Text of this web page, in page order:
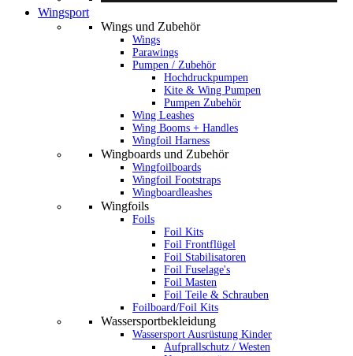
Wingsport
Wings und Zubehör
Wings
Parawings
Pumpen / Zubehör
Hochdruckpumpen
Kite & Wing Pumpen
Pumpen Zubehör
Wing Leashes
Wing Booms + Handles
Wingfoil Harness
Wingboards und Zubehör
Wingfoilboards
Wingfoil Footstraps
Wingboardleashes
Wingfoils
Foils
Foil Kits
Foil Frontflügel
Foil Stabilisatoren
Foil Fuselage's
Foil Masten
Foil Teile & Schrauben
Foilboard/Foil Kits
Wassersportbekleidung
Wassersport Ausrüstung Kinder
Aufprallschutz / Westen